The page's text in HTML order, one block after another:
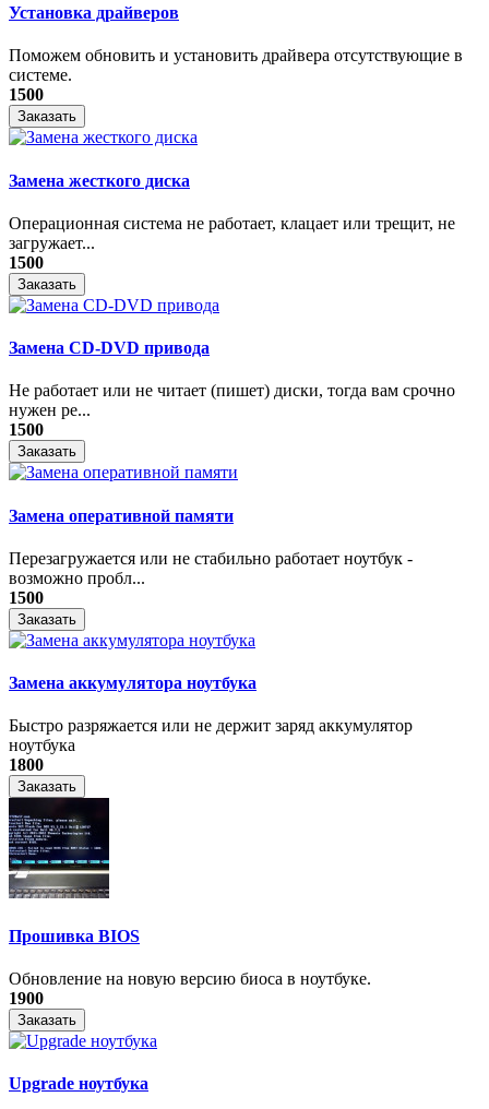
Установка драйверов
Поможем обновить и установить драйвера отсутствующие в
системе.
1500
Заказать
Замена жесткого диска
Операционная система не работает, клацает или трещит, не
загружает...
1500
Заказать
Замена CD-DVD привода
Не работает или не читает (пишет) диски, тогда вам срочно
нужен ре...
1500
Заказать
Замена оперативной памяти
Перезагружается или не стабильно работает ноутбук -
возможно пробл...
1500
Заказать
Замена аккумулятора ноутбука
Быстро разряжается или не держит заряд аккумулятор
ноутбука
1800
Заказать
Прошивка BIOS
Обновление на новую версию биоса в ноутбуке.
1900
Заказать
Upgrade ноутбука